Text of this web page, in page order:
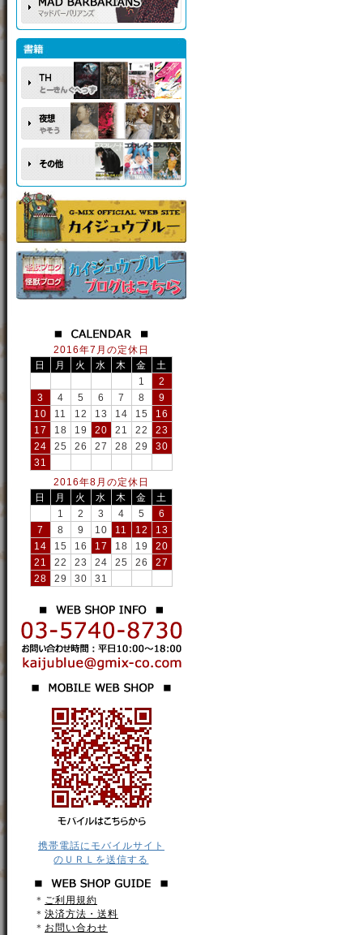
2016年7月の定休日
日
月 火 水 木 金
土
1
2
3
4 5 6 7 8
9
10
11 12 13 14 15
16
17
18 19 20 21 22
23
24
25 26 27 28 29
30
31
2016年8月の定休日
日
月 火 水 木 金
土
1
2 3 4 5
6
7
8 9 10 11 12
13
14
15 16 17 18 19
20
21
22 23 24 25 26
27
28
29 30 31
携帯電話にモバイルサイト
のＵＲＬを送信する
＊ ご利用規約
＊ 決済方法・送料
＊ お問い合わせ